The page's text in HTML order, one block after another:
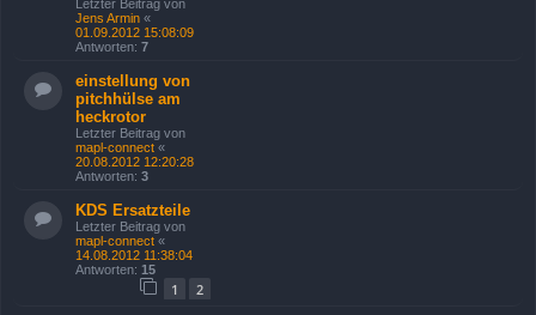
Letzter Beitrag von
Jens Armin «
01.09.2012 15:08:09
Antworten: 7
einstellung von
pitchhülse am
heckrotor
Letzter Beitrag von
mapl-connect «
20.08.2012 12:20:28
Antworten: 3
KDS Ersatzteile
Letzter Beitrag von
mapl-connect «
14.08.2012 11:38:04
Antworten: 15
1 2